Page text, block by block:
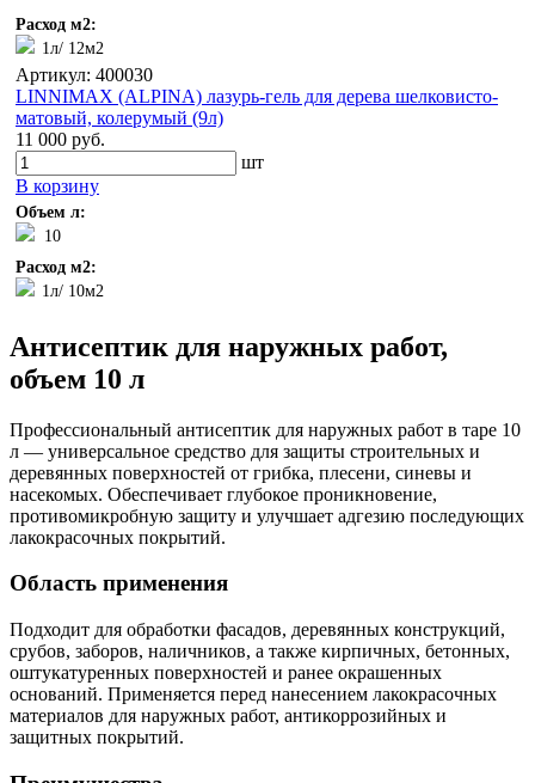
Расход м2:
1л/ 12м2
Артикул: 400030
LINNIMAX (ALPINA) лазурь-гель для дерева шелковисто-
матовый, колерумый (9л)
11 000 руб.
шт
В корзину
Объем л:
10
Расход м2:
1л/ 10м2
Антисептик для наружных работ,
объем 10 л
Профессиональный антисептик для наружных работ в таре 10
л — универсальное средство для защиты строительных и
деревянных поверхностей от грибка, плесени, синевы и
насекомых. Обеспечивает глубокое проникновение,
противомикробную защиту и улучшает адгезию последующих
лакокрасочных покрытий.
Область применения
Подходит для обработки фасадов, деревянных конструкций,
срубов, заборов, наличников, а также кирпичных, бетонных,
оштукатуренных поверхностей и ранее окрашенных
оснований. Применяется перед нанесением лакокрасочных
материалов для наружных работ, антикоррозийных и
защитных покрытий.